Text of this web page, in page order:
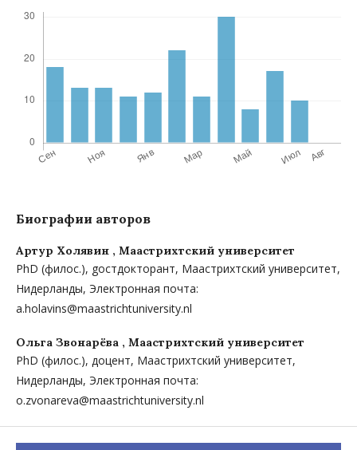
Биографии авторов
Артур Холявин , Маастрихтский университет
PhD (филос.), gостдокторант, Маастрихтский университет,
Нидерланды, Электронная почта:
a.holavins@maastrichtuniversity.nl
Ольга Звонарёва , Маастрихтский университет
PhD (филос.), доцент, Маастрихтский университет,
Нидерланды, Электронная почта:
o.zvonareva@maastrichtuniversity.nl